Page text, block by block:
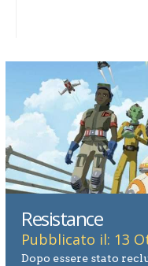
Resistance
Pubblicato il: 13
Dopo essere stato